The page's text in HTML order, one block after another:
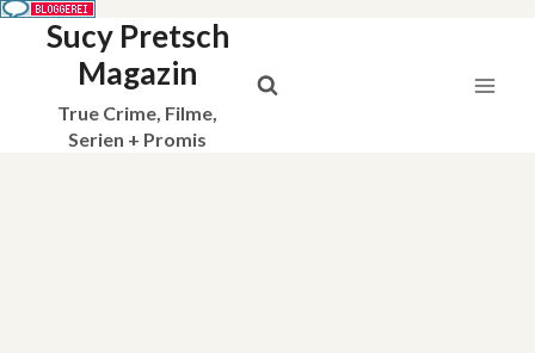
Sucy Pretsch
Magazin
True Crime, Filme,
Serien + Promis